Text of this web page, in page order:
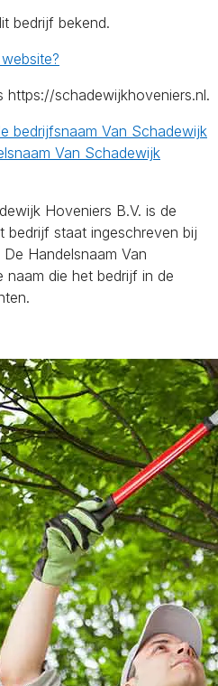
bedrijf bekend.
https://schadewijkhoveniers.nl.
bedrijfsnaam Van Schadewijk
Van Schadewijk
Hoveniers B.V. is de
bedrijf staat ingeschreven bij
Handelsnaam Van
naam die het bedrijf in de